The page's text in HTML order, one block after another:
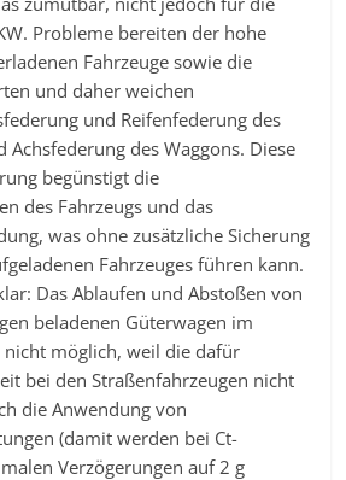
Probleme bereiten der hohe
Fahrzeuge sowie die
und daher weichen
und Reifenfederung des
Achsfederung des Waggons. Diese
begünstigt die
des Fahrzeugs und das
was ohne zusätzliche Sicherung
Fahrzeuges führen kann.
Das Ablaufen und Abstoßen von
beladenen Güterwagen im
möglich, weil die dafür
bei den Straßenfahrzeugen nicht
die Anwendung von
(damit werden bei Ct-
Verzögerungen auf 2 g